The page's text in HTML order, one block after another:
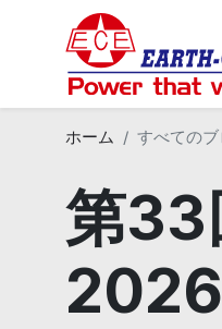
ホーム すべての
第33
2026